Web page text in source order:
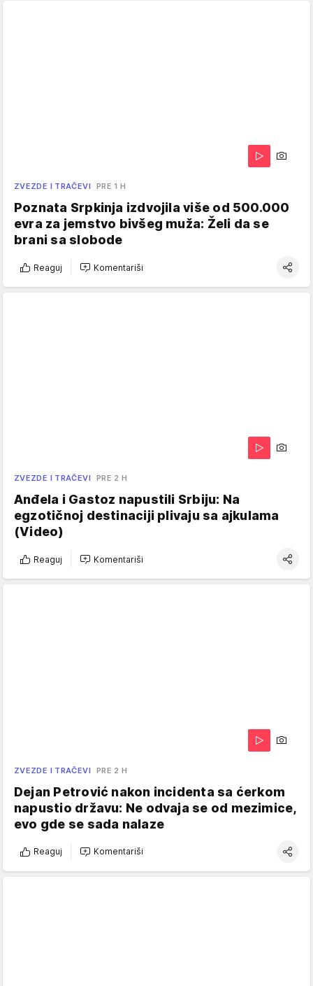
ZVEZDE I TRAČEVI PRE 1 H
Poznata Srpkinja izdvojila više od 500.000
evra za jemstvo bivšeg muža: Želi da se
brani sa slobode
Reaguj Komentariši
ZVEZDE I TRAČEVI PRE 2 H
Anđela i Gastoz napustili Srbiju: Na
egzotičnoj destinaciji plivaju sa ajkulama
(Video)
Reaguj Komentariši
ZVEZDE I TRAČEVI PRE 2 H
Dejan Petrović nakon incidenta sa ćerkom
napustio državu: Ne odvaja se od mezimice,
evo gde se sada nalaze
Reaguj Komentariši